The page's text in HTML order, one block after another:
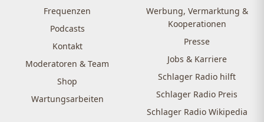
Frequenzen
Podcasts
Kontakt
Moderatoren & Team
Shop
Wartungsarbeiten
Werbung, Vermarktung &
Kooperationen
Presse
Jobs & Karriere
Schlager Radio hilft
Schlager Radio Preis
Schlager Radio Wikipedia